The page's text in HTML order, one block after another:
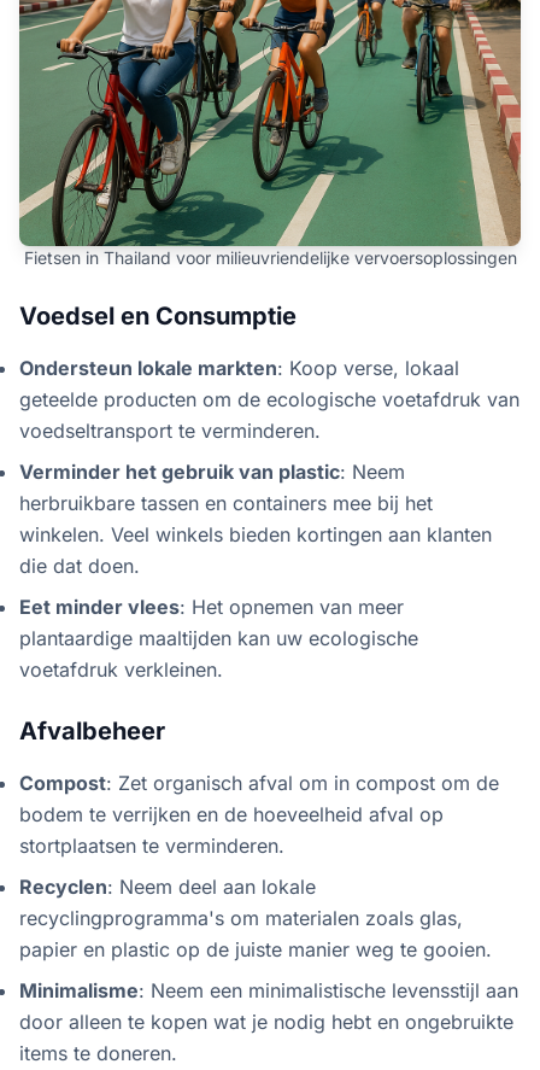
Fietsen in Thailand voor milieuvriendelijke vervoersoplossingen
Voedsel en Consumptie
Ondersteun lokale markten: Koop verse, lokaal
geteelde producten om de ecologische voetafdruk van
voedseltransport te verminderen.
Verminder het gebruik van plastic: Neem
herbruikbare tassen en containers mee bij het
winkelen. Veel winkels bieden kortingen aan klanten
die dat doen.
Eet minder vlees: Het opnemen van meer
plantaardige maaltijden kan uw ecologische
voetafdruk verkleinen.
Afvalbeheer
Compost: Zet organisch afval om in compost om de
bodem te verrijken en de hoeveelheid afval op
stortplaatsen te verminderen.
Recyclen: Neem deel aan lokale
recyclingprogramma's om materialen zoals glas,
papier en plastic op de juiste manier weg te gooien.
Minimalisme: Neem een minimalistische levensstijl aan
door alleen te kopen wat je nodig hebt en ongebruikte
items te doneren.